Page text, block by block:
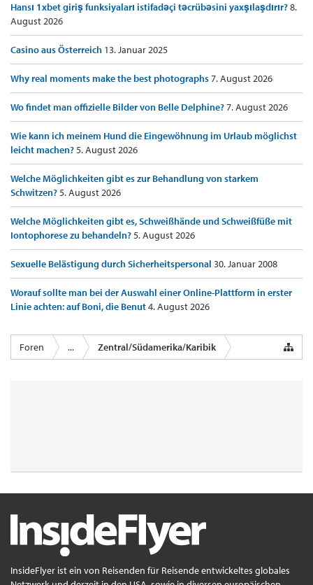
Hansı 1xbet giriş funksiyaları istifadəçi təcrübəsini yaxşılaşdırır?8.
August 2026
Casino aus Österreich 13. Januar 2025
Why real moments make the best photographs7. August 2026
Wo findet man offizielle Bilder von Belle Delphine?7. August 2026
Wie kann ich meinem Hund die Eingewöhnung im Urlaub möglichst
leicht machen?5. August 2026
Welche Möglichkeiten gibt es zur Behandlung von starkem
Schwitzen?5. August 2026
Welche Möglichkeiten gibt es, Schweißhände und Schweißfüße mit
Iontophorese zu behandeln?5. August 2026
Sexuelle Belästigung durch Sicherheitspersonal 30. Januar 2008
Worauf sollte man bei der Auswahl einer Online-Plattform in erster
Linie achten: auf Boni, die Benut4. August 2026
Foren ... Zentral/Südamerika/Karibik
InsideFlyer ist ein von Reisenden für Reisende entwickeltes globales